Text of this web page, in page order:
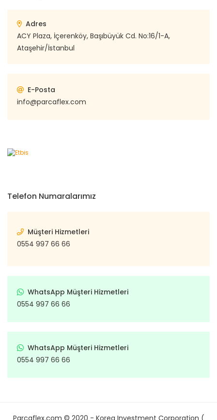
Adres
ACY Plaza, İçerenköy, Başıbüyük Cd. No:16/1-A,
Ataşehir/İstanbul
E-Posta
info@parcaflex.com
Telefon Numaralarımız
Müşteri Hizmetleri
0554 997 66 66
WhatsApp Müşteri Hizmetleri
0554 997 66 66
WhatsApp Müşteri Hizmetleri
0554 997 66 66
Parcaflex.com © 2020 - Korea Investment Corporation (